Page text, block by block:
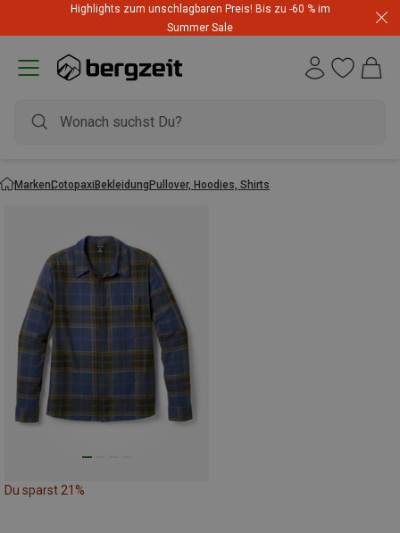
Highlights zum unschlagbaren Preis! Bis zu -60 % im
Summer Sale
MarkenCotopaxiBekleidungPullover, Hoodies, Shirts
Du sparst 21%